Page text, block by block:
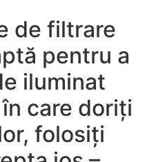
de filtrare
pentru a
iluminat
care doriți
folosiți